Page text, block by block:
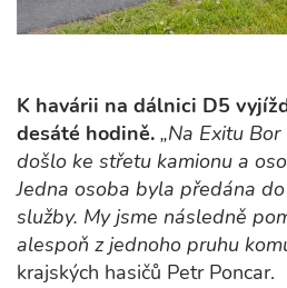
K havárii na dálnici D5
desáté hodině. „Na Exitu
došlo ke střetu kamionu a
Jedna osoba byla předána
služby. My jsme následně
alespoň z jednoho pruhu
krajských hasičů Petr Poncar.